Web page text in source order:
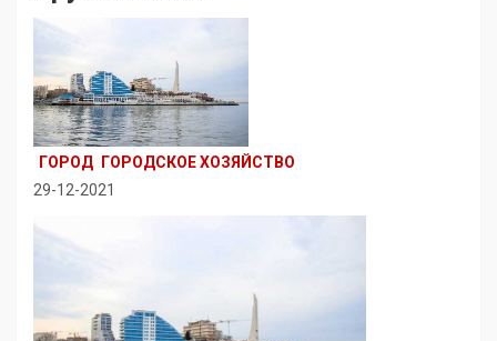
ГОРОД
ГОРОДСКОЕ ХОЗЯЙСТВО
29-12-2021